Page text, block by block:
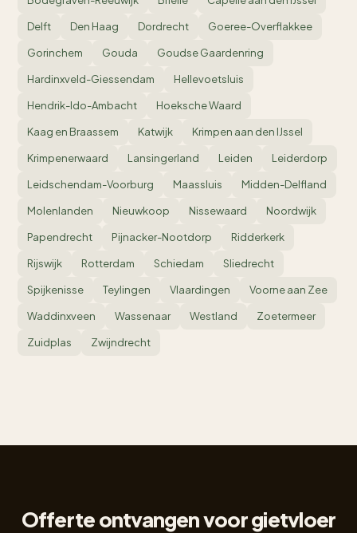
Delft Den Haag Dordrecht Goeree-Overflakkee
Gorinchem Gouda Goudse Gaardenring
Hardinxveld-Giessendam Hellevoetsluis
Hendrik-Ido-Ambacht Hoeksche Waard
Kaag en Braassem Katwijk Krimpen aan den IJssel
Krimpenerwaard Lansingerland Leiden Leiderdorp
Leidschendam-Voorburg Maassluis Midden-Delfland
Molenlanden Nieuwkoop Nissewaard Noordwijk
Papendrecht Pijnacker-Nootdorp Ridderkerk
Rijswijk Rotterdam Schiedam Sliedrecht
Spijkenisse Teylingen Vlaardingen Voorne aan Zee
Waddinxveen Wassenaar Westland Zoetermeer
Zuidplas Zwijndrecht
Offerte ontvangen voor gietvloer